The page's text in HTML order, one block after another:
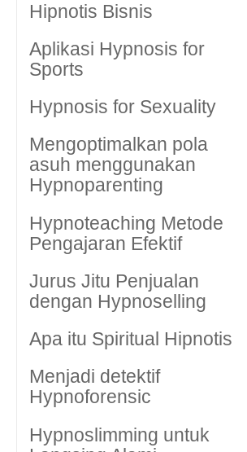
Hipnotis Bisnis
Aplikasi Hypnosis for
Sports
Hypnosis for Sexuality
Mengoptimalkan pola
asuh menggunakan
Hypnoparenting
Hypnoteaching Metode
Pengajaran Efektif
Jurus Jitu Penjualan
dengan Hypnoselling
Apa itu Spiritual Hipnotis
Menjadi detektif
Hypnoforensic
Hypnoslimming untuk